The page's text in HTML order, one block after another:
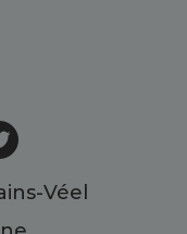
Véel